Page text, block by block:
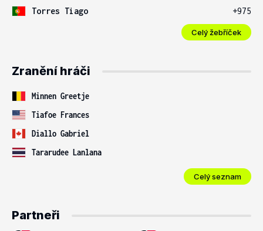
Torres Tiago
+975
Celý žebříček
Zranění hráči
Minnen Greetje
Tiafoe Frances
Diallo Gabriel
Tararudee Lanlana
Celý seznam
Partneři